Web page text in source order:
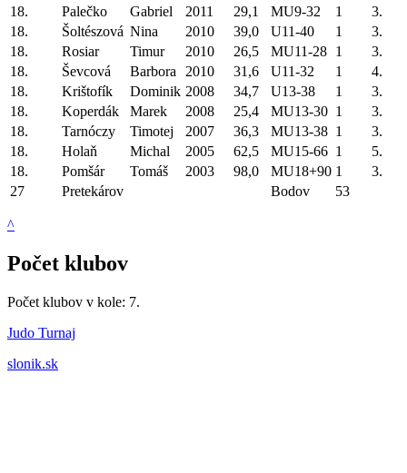
18.
Palečko Gabriel 2011 29,1 MU9-32 1
3.
18.
Šoltészová Nina 2010 39,0 U11-40 1
3.
18.
Rosiar Timur 2010 26,5 MU11-28 1
3.
18.
Ševcová Barbora 2010 31,6 U11-32 1
4.
18.
Krištofík Dominik 2008 34,7 U13-38 1
3.
18.
Koperdák Marek 2008 25,4 MU13-30 1
3.
18.
Tarnóczy Timotej 2007 36,3 MU13-38 1
3.
18.
Holaň Michal 2005 62,5 MU15-66 1
5.
18.
Pomšár Tomáš 2003 98,0 MU18+90 1
3.
27
Pretekárov Bodov 53
^
Počet klubov
Počet klubov v kole: 7.
Judo Turnaj
slonik.sk